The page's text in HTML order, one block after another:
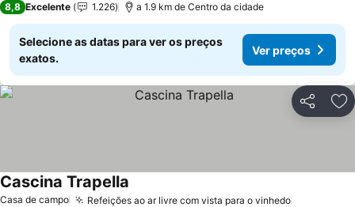
8,8 Excelente 1.226 a 1.9 km de Centro da cidade
Selecione as datas para ver os preços
exatos.
Ver preços
Partilhar
Casa de campo Refeições ao ar livre com vista para o vinhedo
Cascina Trapella